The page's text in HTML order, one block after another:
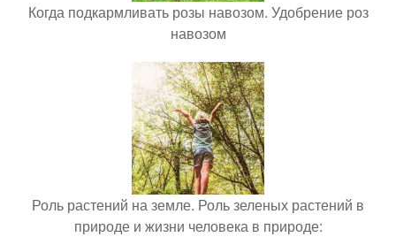
Когда подкармливать розы навозом. Удобрение роз
навозом
Роль растений на земле. Роль зеленых растений в
природе и жизни человека в природе: